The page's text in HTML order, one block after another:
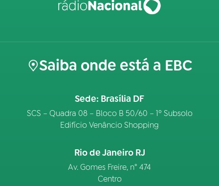
Saiba onde está a EBC
Sede: Brasília DF
SCS – Quadra 08 – Bloco B 50/60 – 1º Subsolo
Edifício Venâncio Shopping
Rio de Janeiro RJ
Av. Gomes Freire, n° 474
Centro